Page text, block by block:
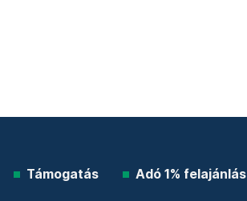
Támogatás Adó 1% felajánlás